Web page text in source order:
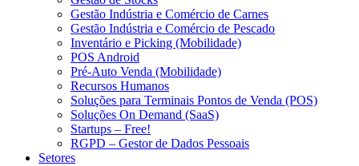
Gestão Indústria e Comércio de Carnes
Gestão Indústria e Comércio de Pescado
Inventário e Picking (Mobilidade)
POS Android
Pré-Auto Venda (Mobilidade)
Recursos Humanos
Soluções para Terminais Pontos de Venda (POS)
Soluções On Demand (SaaS)
Startups – Free!
RGPD – Gestor de Dados Pessoais
Setores